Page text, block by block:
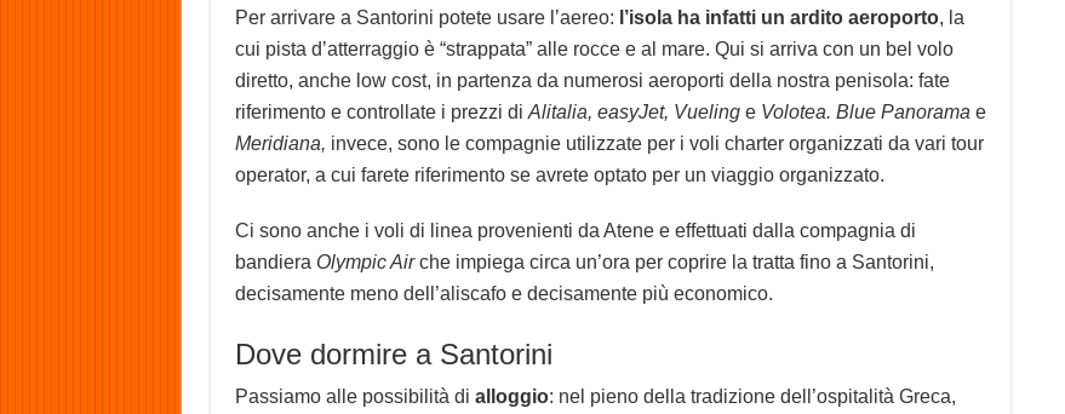
Per arrivare a Santorini potete usare l’aereo: l’isola ha infatti un ardito aeroporto, la
cui pista d’atterraggio è “strappata” alle rocce e al mare. Qui si arriva con un bel volo
diretto, anche low cost, in partenza da numerosi aeroporti della nostra penisola: fate
riferimento e controllate i prezzi di Alitalia, easyJet, Vuelinge Volotea. Blue Panorama e
Meridiana, invece, sono le compagnie utilizzate per i voli charter organizzati da vari tour
operator, a cui farete riferimento se avrete optato per un viaggio organizzato.
Ci sono anche i voli di linea provenienti da Atene e effettuati dalla compagnia di
bandiera Olympic Airche impiega circa un’ora per coprire la tratta fino a Santorini,
decisamente meno dell’aliscafo e decisamente più economico.
Dove dormire a Santorini
Passiamo alle possibilità di alloggio: nel pieno della tradizione dell’ospitalità Greca,